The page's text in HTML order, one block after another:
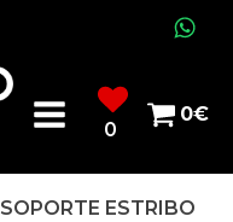
0
0€
SOPORTE ESTRIBO